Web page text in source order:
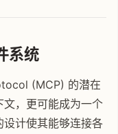
系统
(MCP) 的潜在
，更可能成为一个
计使其能够连接各